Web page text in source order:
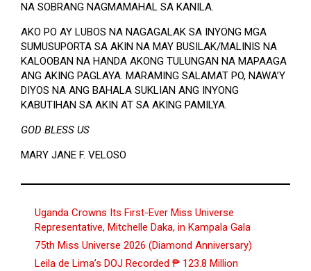
NA SOBRANG NAGMAMAHAL SA KANILA.
AKO PO AY LUBOS NA NAGAGALAK SA INYONG MGA
SUMUSUPORTA SA AKIN NA MAY BUSILAK/MALINIS NA
KALOOBAN NA HANDA AKONG TULUNGAN NA MAPAAGA
ANG AKING PAGLAYA. MARAMING SALAMAT PO, NAWA’Y
DIYOS NA ANG BAHALA SUKLIAN ANG INYONG
KABUTIHAN SA AKIN AT SA AKING PAMILYA.
GOD BLESS US
MARY JANE F. VELOSO
Uganda Crowns Its First-Ever Miss Universe
Representative, Mitchelle Daka, in Kampala Gala
75th Miss Universe 2026 (Diamond Anniversary)
Leila de Lima’s DOJ Recorded ₱ 123.8 Million